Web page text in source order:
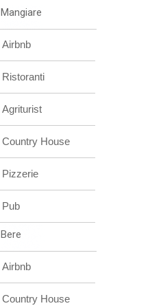
Mangiare
Airbnb
Ristoranti
Agriturist
Country House
Pizzerie
Pub
Bere
Airbnb
Country House